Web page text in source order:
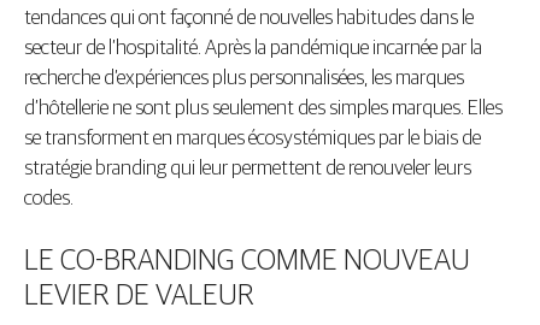
tendances qui ont façonné de nouvelles habitudes dans le
secteur de l’hospitalité. Après la pandémique incarnée par la
recherche d’expériences plus personnalisées, les marques
d’hôtellerie ne sont plus seulement des simples marques. Elles
se transforment en marques écosystémiques par le biais de
stratégie branding qui leur permettent de renouveler leurs
codes.
LE CO-BRANDING COMME NOUVEAU
LEVIER DE VALEUR